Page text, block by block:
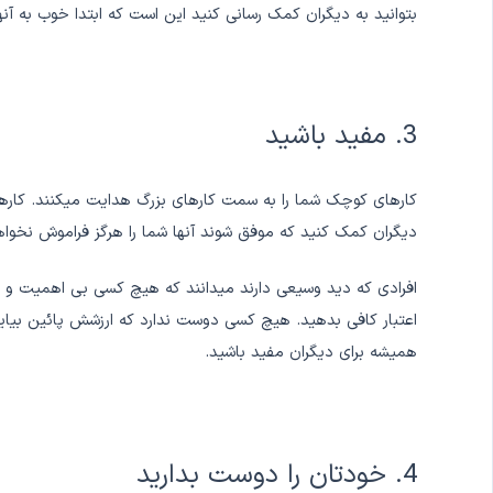
بتوانید به دیگران کمک رسانی کنید این است که ابتدا خوب به
3. مفید باشید
کارهای کوچک شما را به سمت کارهای بزرگ هدایت میکنند.
دیگران کمک کنید که موفق شوند آنها شما را هرگز فراموش
افرادی که دید وسیعی دارند میدانند که هیچ کسی بی اهمیت
اعتبار کافی بدهید. هیچ کسی دوست ندارد که ارزشش پائین
همیشه برای دیگران مفید باشید.
4. خودتان را دوست بدارید